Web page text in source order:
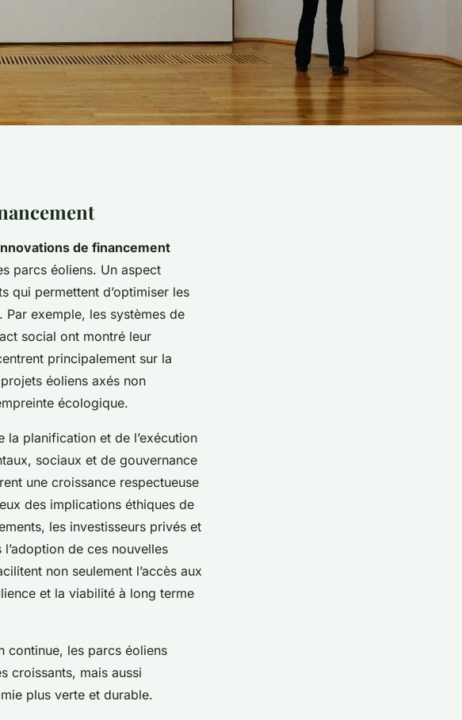
de financement
parcs éoliens. Un aspect
qui permettent d’optimiser les
exemple, les systèmes de
social ont montré leur
principalement sur la
éoliens axés non
écologique.
planification et de l’exécution
sociaux et de gouvernance
une croissance respectueuse
des implications éthiques de
les investisseurs privés et
de ces nouvelles
non seulement l’accès aux
et la viabilité à long terme
continue, les parcs éoliens
croissants, mais aussi
plus verte et durable.